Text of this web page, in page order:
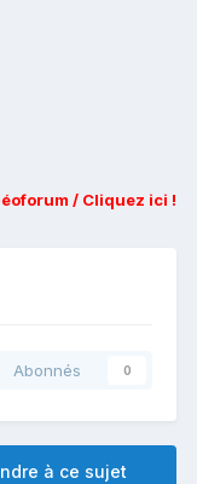
/ Cliquez ici !
Abonnés 0
à ce sujet